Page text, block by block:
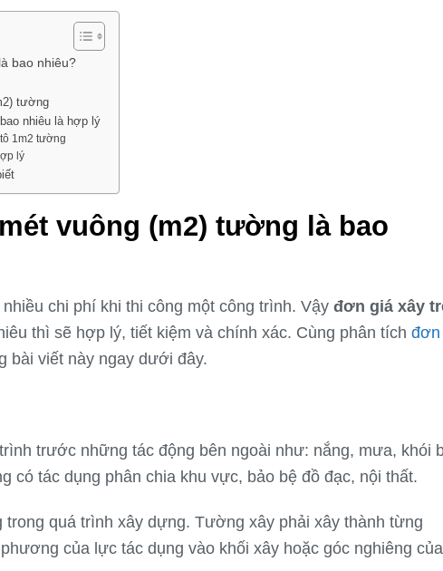
bao nhiêu?
tường
nhiêu là hợp lý
1m2 tường
lý
vuông (m2) tường là bao
chi phí khi thi công một công trình. Vậy đơn giá xây
thì sẽ hợp lý, tiết kiệm và chính xác. Cùng phân tích đơn
bài viết này ngay dưới đây.
trước những tác động bên ngoài như: nắng, mưa, khói
tác dụng phân chia khu vực, bảo bệ đồ đạc, nội thất.
quá trình xây dựng. Tường xây phải xây thành từng
của lực tác dụng vào khối xây hoặc góc nghiêng của